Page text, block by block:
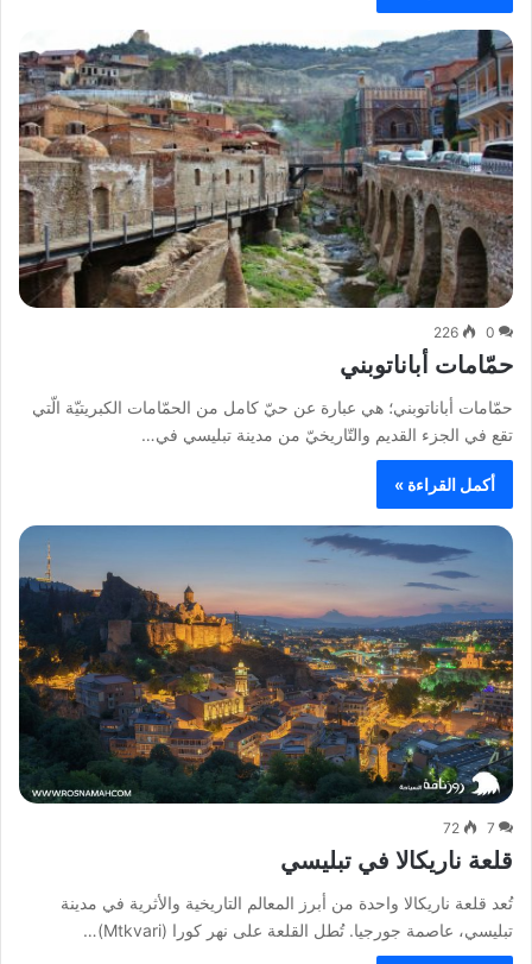
0
226
حمّامات أباناتوبني
حمّامات أباناتوبني؛ هي عبارة عن حيّ كامل من الحمّامات الكبريتيّة الّتي
تقع في الجزء القديم والتّاريخيّ من مدينة تبليسي في…
أكمل القراءة »
7
72
قلعة ناريكالا في تبليسي
تُعد قلعة ناريكالا واحدة من أبرز المعالم التاريخية والأثرية في مدينة
تبليسي، عاصمة جورجيا. تُطل القلعة على نهر كورا (Mtkvari)…